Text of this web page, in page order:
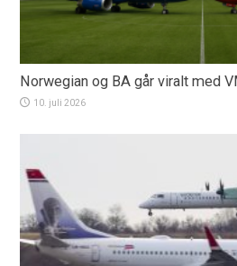
Norwegian og BA går viralt med
10. juli 2026